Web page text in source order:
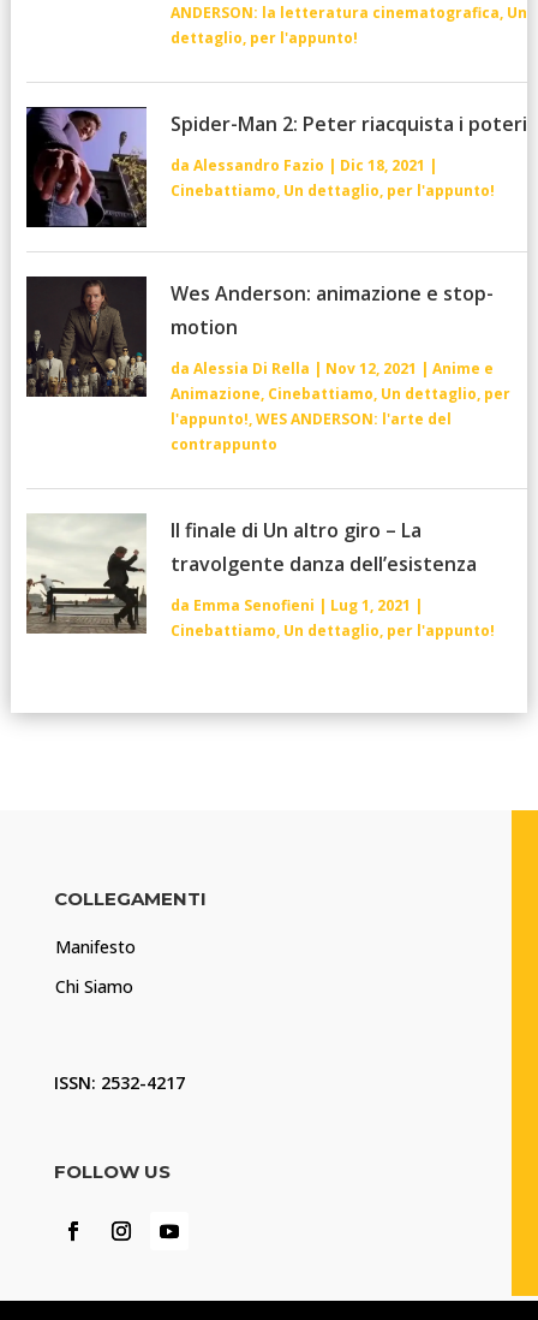
ANDERSON: la letteratura cinematografica, Un
dettaglio, per l'appunto!
Spider-Man 2: Peter riacquista i poteri
da Alessandro Fazio | Dic 18, 2021 |
Cinebattiamo, Un dettaglio, per l'appunto!
Wes Anderson: animazione e stop-
motion
da Alessia Di Rella | Nov 12, 2021 | Anime e
Animazione, Cinebattiamo, Un dettaglio, per
l'appunto!,WES ANDERSON: l'arte del
contrappunto
Il finale di Un altro giro – La
travolgente danza dell’esistenza
da Emma Senofieni | Lug 1, 2021 |
Cinebattiamo, Un dettaglio, per l'appunto!
COLLEGAMENTI
Manifesto
Chi Siamo
ISSN: 2532-4217
FOLLOW US